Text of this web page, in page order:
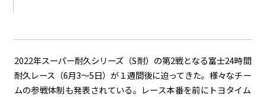
クルマ
センチュリー クラウン ランドクルーザー カローラ
ヤリス e-Palette
テクノロジー
2022年スーパー耐久シリーズ（S耐）の第2戦となる富士24時間
耐久レース（6月3～5日）が１週間後に迫ってきた。様々なチー
ムの参戦体制も発表されている。レース本番を前にトヨタイム